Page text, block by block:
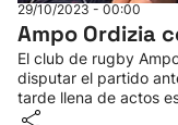
29/10/2023 - 00:00
Ampo Ordizia
El club de rugby
disputar el partido
tarde llena de actos